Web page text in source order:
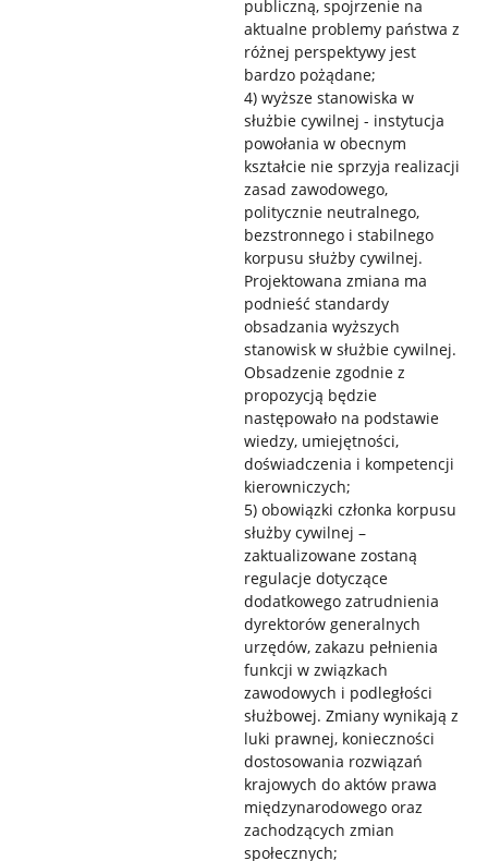
publiczną, spojrzenie na
aktualne problemy państwa z
różnej perspektywy jest
bardzo pożądane;
4) wyższe stanowiska w
służbie cywilnej - instytucja
powołania w obecnym
kształcie nie sprzyja realizacji
zasad zawodowego,
politycznie neutralnego,
bezstronnego i stabilnego
korpusu służby cywilnej.
Projektowana zmiana ma
podnieść standardy
obsadzania wyższych
stanowisk w służbie cywilnej.
Obsadzenie zgodnie z
propozycją będzie
następowało na podstawie
wiedzy, umiejętności,
doświadczenia i kompetencji
kierowniczych;
5) obowiązki członka korpusu
służby cywilnej –
zaktualizowane zostaną
regulacje dotyczące
dodatkowego zatrudnienia
dyrektorów generalnych
urzędów, zakazu pełnienia
funkcji w związkach
zawodowych i podległości
służbowej. Zmiany wynikają z
luki prawnej, konieczności
dostosowania rozwiązań
krajowych do aktów prawa
międzynarodowego oraz
zachodzących zmian
społecznych;